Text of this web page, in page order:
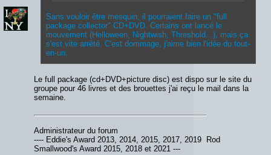
Sans vouloir être mesquin, il pourraient faire un "full
package collector" CD+DVD. Certains ont lancé le
mouvement (Helloween, Nightwish, Threshold...), mais ça
s'est vite arrêté. C'est dommage, j'aime bien l'idée du tout-
en-un.
Le full package (cd+DVD+picture disc) est dispo sur le site du
groupe pour 46 livres et des brouettes j'ai reçu le mail dans la
semaine.
Administrateur du forum
---- Eddie's Award 2013, 2014, 2015, 2017, 2019 Rod
Smallwood's Award 2015, 2018 et 2021 ---